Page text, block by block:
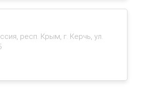
респ. Крым, г. Керчь, ул.